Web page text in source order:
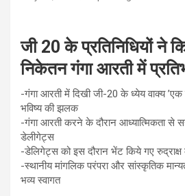
जी 20 के प्रतिनिधियों ने
निकेतन गंगा आरती में
-गंगा आरती में दिखी जी-20 के ध्येय वाक्य
भविष्य की झलक
-गंगा आरती करने के दौरान आध्यात्मिकता से
डेलीगेट्स
-डेलिगेट्स को इस दौरान भेंट किये गए रुद्राक्ष
-स्थानीय मांगलिक परंपरा और सांस्कृतिक
भव्य स्वागत